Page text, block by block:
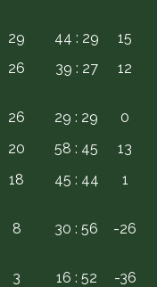
29 44 : 29
15
26 39 : 27 12
26 29 : 29
0
20 58 : 45
13
18 45 : 44 1
8 30 : 56 -26
3 16 : 52 -36